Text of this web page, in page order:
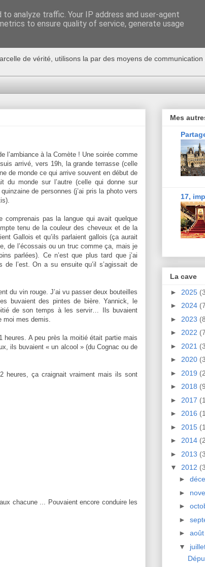
de vérité, utilisons la par des moyens de
l’ambiance à la Comète ! Une soirée comme
arrivé, vers 19h, la grande terrasse (celle
de monde ce qui arrive souvent en début de
du monde sur l’autre (celle qui donne sur
quinzaine de personnes (j’ai pris la photo vers
comprenais pas la langue qui avait quelque
tenu de la couleur des cheveux et de la
Gallois et qu’ils parlaient gallois (ça aurait
de l’écossais ou un truc comme ça, mais je
parlées). Ce n’est que plus tard que j’ai
de l’est. On a su ensuite qu’il s’agissait de
du vin rouge. J’ai vu passer deux bouteilles
buvaient des pintes de bière. Yannick, le
de son temps à les servir… Ils buvaient
moi mes demis.
A peu près la moitié était partie mais
ils buvaient « un alcool » (du Cognac ou de
heures, ça craignait vraiment mais ils sont
chacune ... Pouvaient encore conduire les
Mes
17,
La cave
► 2025
► 2024
► 2023
► 2022
► 2021
► 2020
► 2019
► 2018
► 2017
► 2016
► 2015
► 2014
► 2013
▼ 2012
►
►
►
►
► août
▼
analyze traffic. Your IP address and user-agent
to ensure quality of service, generate usage